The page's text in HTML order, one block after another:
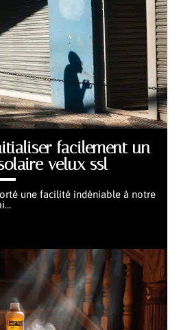
facilement un
velux ssl
une facilité indéniable à notre
…